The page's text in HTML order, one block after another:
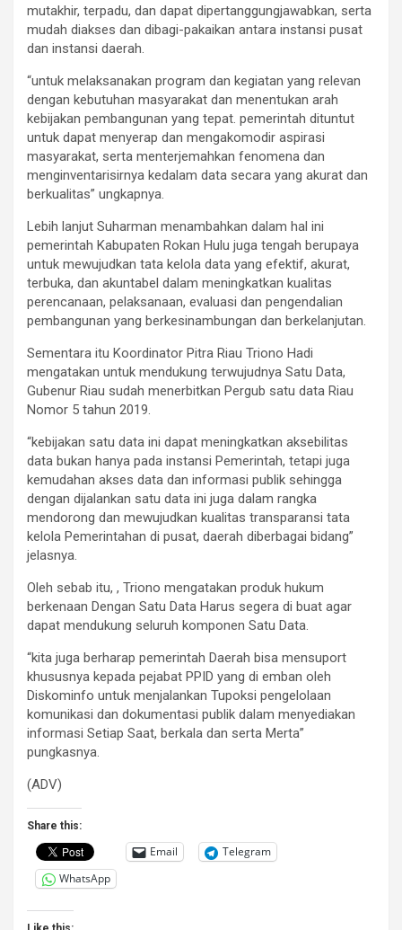
mutakhir, terpadu, dan dapat dipertanggungjawabkan, serta
mudah diakses dan dibagi-pakaikan antara instansi pusat
dan instansi daerah.
“untuk melaksanakan program dan kegiatan yang relevan
dengan kebutuhan masyarakat dan menentukan arah
kebijakan pembangunan yang tepat. pemerintah dituntut
untuk dapat menyerap dan mengakomodir aspirasi
masyarakat, serta menterjemahkan fenomena dan
menginventarisirnya kedalam data secara yang akurat dan
berkualitas” ungkapnya.
Lebih lanjut Suharman menambahkan dalam hal ini
pemerintah Kabupaten Rokan Hulu juga tengah berupaya
untuk mewujudkan tata kelola data yang efektif, akurat,
terbuka, dan akuntabel dalam meningkatkan kualitas
perencanaan, pelaksanaan, evaluasi dan pengendalian
pembangunan yang berkesinambungan dan berkelanjutan.
Sementara itu Koordinator Pitra Riau Triono Hadi
mengatakan untuk mendukung terwujudnya Satu Data,
Gubenur Riau sudah menerbitkan Pergub satu data Riau
Nomor 5 tahun 2019.
“kebijakan satu data ini dapat meningkatkan aksebilitas
data bukan hanya pada instansi Pemerintah, tetapi juga
kemudahan akses data dan informasi publik sehingga
dengan dijalankan satu data ini juga dalam rangka
mendorong dan mewujudkan kualitas transparansi tata
kelola Pemerintahan di pusat, daerah diberbagai bidang”
jelasnya.
Oleh sebab itu, , Triono mengatakan produk hukum
berkenaan Dengan Satu Data Harus segera di buat agar
dapat mendukung seluruh komponen Satu Data.
“kita juga berharap pemerintah Daerah bisa mensuport
khususnya kepada pejabat PPID yang di emban oleh
Diskominfo untuk menjalankan Tupoksi pengelolaan
komunikasi dan dokumentasi publik dalam menyediakan
informasi Setiap Saat, berkala dan serta Merta”
pungkasnya.
(ADV)
Share this:
Email
Telegram
WhatsApp